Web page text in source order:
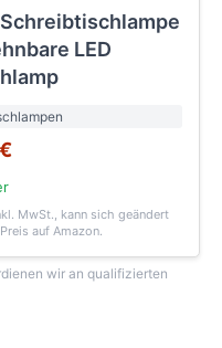
LED
MwSt., kann sich geändert
auf Amazon.
wir an qualifizierten